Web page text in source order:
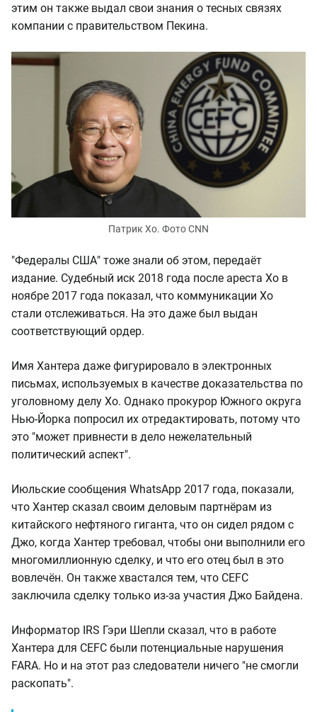
этим он также выдал свои знания о тесных связях
компании с правительством Пекина.
Патрик Хо. Фото CNN
"Федералы США" тоже знали об этом, передаёт
издание. Судебный иск 2018 года после ареста Хо в
ноябре 2017 года показал, что коммуникации Хо
стали отслеживаться. На это даже был выдан
соответствующий ордер.
Имя Хантера даже фигурировало в электронных
письмах, используемых в качестве доказательства по
уголовному делу Хо. Однако прокурор Южного округа
Нью-Йорка попросил их отредактировать, потому что
это "может привнести в дело нежелательный
политический аспект".
Июльские сообщения WhatsApp 2017 года, показали,
что Хантер сказал своим деловым партнёрам из
китайского нефтяного гиганта, что он сидел рядом с
Джо, когда Хантер требовал, чтобы они выполнили его
многомиллионную сделку, и что его отец был в это
вовлечён. Он также хвастался тем, что CEFC
заключила сделку только из-за участия Джо Байдена.
Информатор IRS Гэри Шепли сказал, что в работе
Хантера для CEFC были потенциальные нарушения
FARA. Но и на этот раз следователи ничего "не смогли
раскопать".